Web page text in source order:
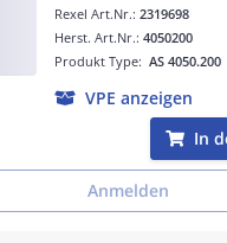
Rexel Art.Nr.: 2319698
Produkt Type: AS 4050.200
Herst. Art.Nr.: 4050200
VPE anzeigen
In
Anmelden